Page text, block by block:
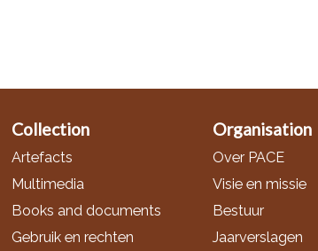
Collection
Artefacts
Multimedia
Books and documents
Gebruik en rechten
Organisation
Over PACE
Visie en missie
Bestuur
Jaarverslagen